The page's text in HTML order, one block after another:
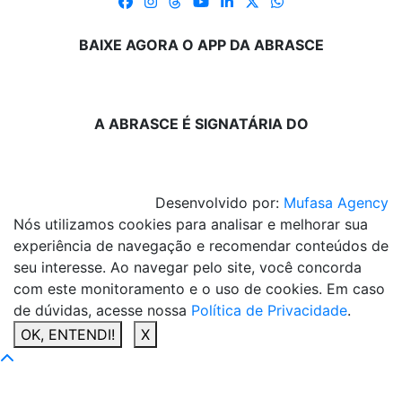
BAIXE AGORA O APP DA ABRASCE
A ABRASCE É SIGNATÁRIA DO
Desenvolvido por: Mufasa Agency
Nós utilizamos cookies para analisar e melhorar sua
experiência de navegação e recomendar conteúdos de
seu interesse. Ao navegar pelo site, você concorda
com este monitoramento e o uso de cookies. Em caso
de dúvidas, acesse nossa Política de Privacidade.
OK, ENTENDI!
X